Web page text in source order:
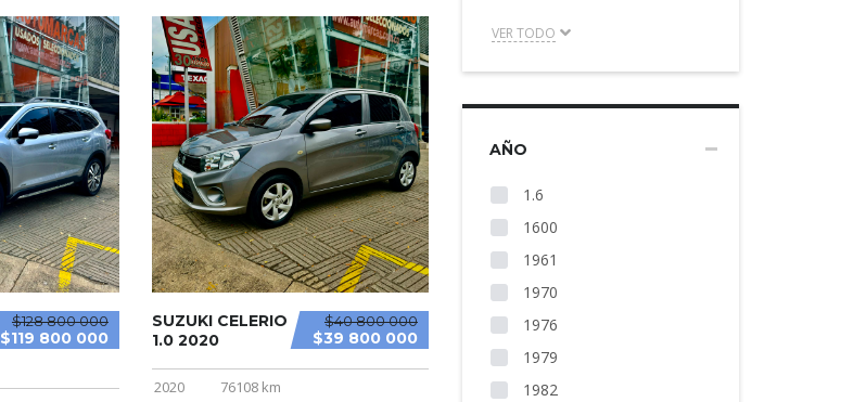
VER TODO
AÑO
1.6
1600
1961
1970
1976
1979
1982
$128 800 000
$119 800 000
$40 800 000
$39 800 000
SUZUKI CELERIO
1.0 2020
2020 76108 km